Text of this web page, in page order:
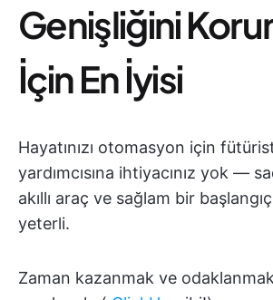
Genişliğini
İçin En İyisi
Hayatınızı otomasyon için
yardımcısına ihtiyacınız yok —
akıllı araç ve sağlam bir
yeterli.
Zaman kazanmak ve